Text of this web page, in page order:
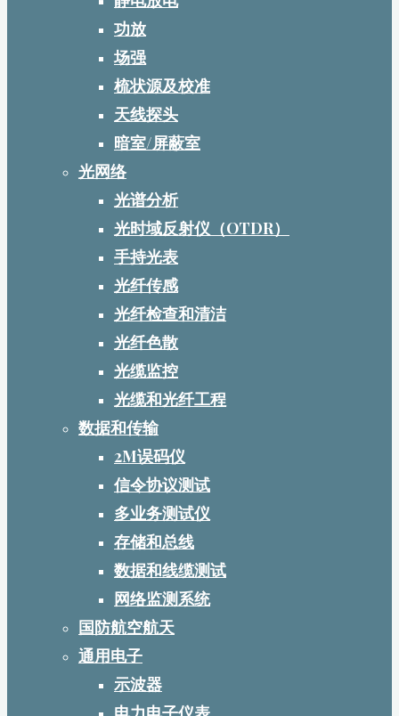
功放
场强
梳状源及校准
天线探头
暗室/屏蔽室
光网络
光谱分析
光时域反射仪（OTDR）
手持光表
光纤传感
光纤检查和清洁
光纤色散
光缆监控
光缆和光纤工程
数据和传输
2M误码仪
信令协议测试
多业务测试仪
存储和总线
数据和线缆测试
网络监测系统
国防航空航天
通用电子
示波器